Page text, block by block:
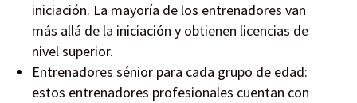
iniciación. La mayoría de los entrenadores van
más allá de la iniciación y obtienen licencias de
nivel superior.
Entrenadores sénior para cada grupo de edad:
estos entrenadores profesionales cuentan con